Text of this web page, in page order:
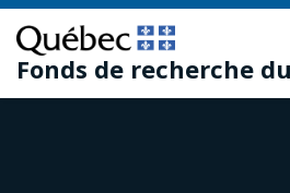
Passer
au
contenu
principal
Passer
au
pied
de
Fonds de recherche